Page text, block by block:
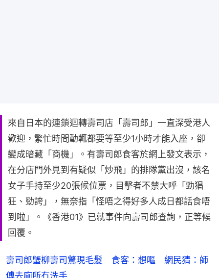
來自日本的連鎖迴轉壽司店「壽司郎」一直深受港人
歡迎，繁忙時間動輒都要等至少1小時才能入座，卻
變成暗藏「商機」。有壽司郎食客於網上發文表示，
在分店門外見到有疑似「炒飛」的排隊黨出沒，該名
女子手持至少20張候位票，目擊者不禁大呼「勁猖
狂、勁誇」，無奈指「怪唔之得好多人成日都話食唔
到啦」。《香港01》已就事件向壽司郎查詢，正等候
回覆。
壽司郎蟹柳壽司驚現毛髮 食客：想嘔 網民猜：師
傅去廁所冇洗手